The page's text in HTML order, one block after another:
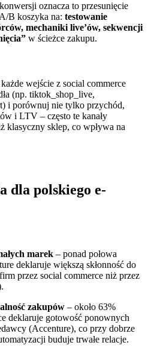
oznacza to przesunięcie
B koszyka na: testowanie
mechaniki live’ów, sekwencji
w ścieżce zakupu.
wejście z social commerce
(np. tiktok_shop_live,
i porównuj nie tylko przychód,
i LTV – często te kanały
klasyczny sklep, co wpływa na
dla polskiego e-
marek – ponad połowa
deklaruje większą skłonność do
przez social commerce niż przez
zakupów – około 63%
deklaruje gotowość ponownych
(Accenture), co przy dobrze
buduje trwałe relacje.